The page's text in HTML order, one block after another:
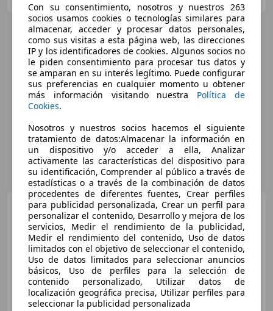
Mazda 31.5 Style
€ 9.890 1
Preciojusto
11/2013 166.151 km Gasolina
74 kW (101 CV)
Con su consentimiento, nosotros y nuestros 263
socios usamos cookies o tecnologías similares para
almacenar, acceder y procesar datos personales,
como sus visitas a esta página web, las direcciones
IP y los identificadores de cookies. Algunos socios no
le piden consentimiento para procesar tus datos y
se amparan en su interés legítimo. Puede configurar
sus preferencias en cualquier momento u obtener
más información visitando nuestra Política de
Cookies.
Nosotros y nuestros socios hacemos el siguiente
tratamiento de datos:Almacenar la información en
un dispositivo y/o acceder a ella, Analizar
activamente las características del dispositivo para
su identificación, Comprender al público a través de
estadísticas o a través de la combinación de datos
procedentes de diferentes fuentes, Crear perfiles
para publicidad personalizada, Crear un perfil para
personalizar el contenido, Desarrollo y mejora de los
servicios, Medir el rendimiento de la publicidad,
Medir el rendimiento del contenido, Uso de datos
limitados con el objetivo de seleccionar el contenido,
Uso de datos limitados para seleccionar anuncios
básicos, Uso de perfiles para la selección de
contenido personalizado, Utilizar datos de
localización geográfica precisa, Utilizar perfiles para
seleccionar la publicidad personalizada